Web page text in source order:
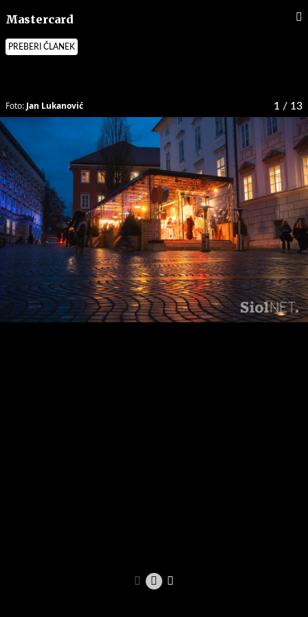
Mastercard
PREBERI ČLANEK
1 / 13
Foto: Jan Lukanović